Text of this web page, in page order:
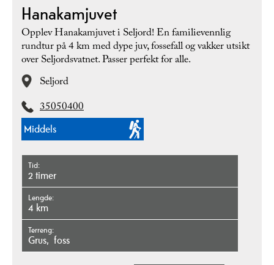
Hanakamjuvet
Opplev Hanakamjuvet i Seljord! En familievennlig
rundtur på 4 km med dype juv, fossefall og vakker utsikt
over Seljordsvatnet. Passer perfekt for alle.
Seljord
35050400
Middels
Tid
2 timer
Lengde
4 km
Terreng
grus foss